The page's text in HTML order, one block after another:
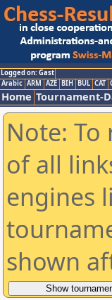
Logged on: Gast
Arabic ARM AZE BIH BUL CAT
Home Tournament-
Note:
of all
engines
shown